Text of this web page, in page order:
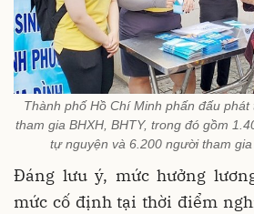
Thành phố Hồ Chí Minh phấn đấu
tham gia BHXH, BHTY, trong đó gồm
tự nguyện và 6.200 người tham
Đáng lưu ý, mức hưởng
mức cố định tại thời điểm